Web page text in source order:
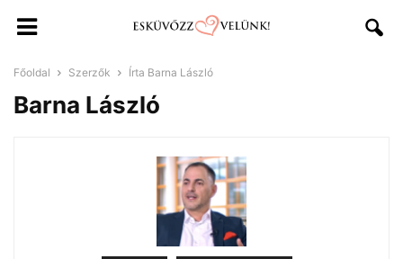
Főoldal Szerzők Írta Barna László
Barna László